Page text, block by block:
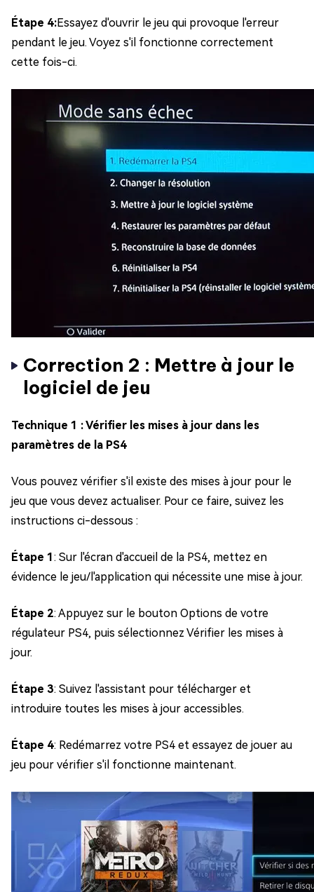
Étape 4:Essayez d'ouvrir le jeu qui provoque l'erreur
pendant le jeu. Voyez s'il fonctionne correctement
cette fois-ci.
Correction 2 : Mettre à jour le
logiciel de jeu
Technique 1 : Vérifier les mises à jour dans les
paramètres de la PS4
Vous pouvez vérifier s'il existe des mises à jour pour le
jeu que vous devez actualiser. Pour ce faire, suivez les
instructions ci-dessous :
Étape 1: Sur l'écran d'accueil de la PS4, mettez en
évidence le jeu/l'application qui nécessite une mise à jour.
Étape 2: Appuyez sur le bouton Options de votre
régulateur PS4, puis sélectionnez Vérifier les mises à
jour.
Étape 3: Suivez l'assistant pour télécharger et
introduire toutes les mises à jour accessibles.
Étape 4: Redémarrez votre PS4 et essayez de jouer au
jeu pour vérifier s'il fonctionne maintenant.